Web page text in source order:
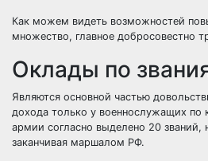
Как можем видеть возможностей
множество, главное добросовестно
Оклады по
Являются основной частью
дохода только у военнослужащих по
армии согласно выделено 20 званий,
заканчивая маршалом РФ.